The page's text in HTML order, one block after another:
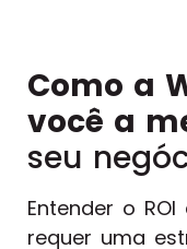
Como a
você a
seu
Entender o
requer uma